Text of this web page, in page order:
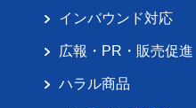
インバウンド対応
広報・PR・販売促進
ハラル商品